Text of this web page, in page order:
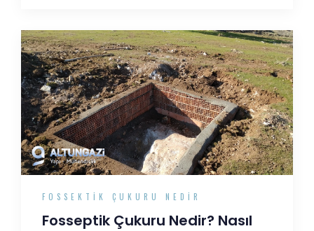
FOSSEKTIK ÇUKURU NEDIR
Fosseptik Çukuru Nedir? Nasıl